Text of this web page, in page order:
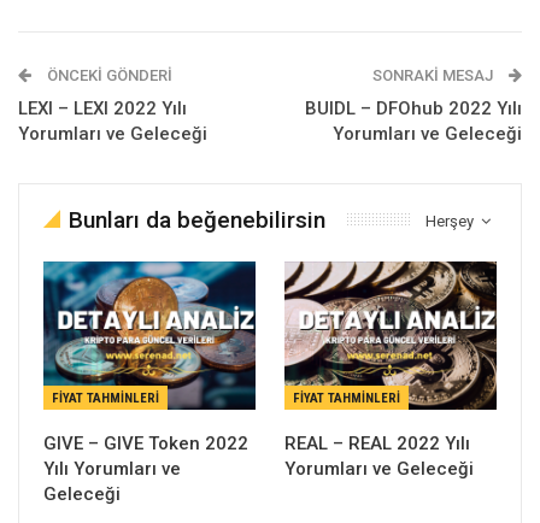
ÖNCEKI GÖNDERI
LEXI – LEXI 2022 Yılı
Yorumları ve Geleceği
SONRAKI MESAJ
BUIDL – DFOhub 2022 Yılı
Yorumları ve Geleceği
Herşey
Bunları da beğenebilirsin
FIYAT TAHMINLERI
GIVE – GIVE Token 2022
Yılı Yorumları ve
Geleceği
FIYAT TAHMINLERI
REAL – REAL 2022 Yılı
Yorumları ve Geleceği